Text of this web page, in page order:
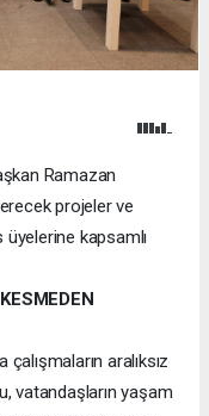
Ramazan
projeler ve
kapsamlı
aralıksız
vatandaşların yaşam